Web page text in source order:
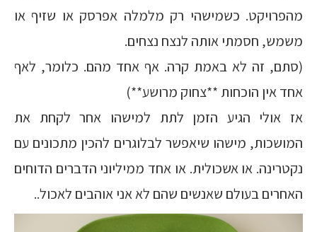
מהפרויקט. כשמישהי רק מלמלה אפרסק או שזיף או
משמש, חסמתי אותה לנצח נצחים.
(סתם, זה לא באמת קרה. אף אחד מהם. כלומר, לאף
אחד אין הוכחות **צחוק מרושע**)
אז אולי הגיע הזמן לתת למישהו אחר לקחת את
המושכות, מישהו שיאפשר לבלוגרים להכין מתכונים עם
נקטרינה. או אשכולית. או אחד ממיליוני הדברים הדוחים
האחרים בעולם שאנשים שהם לא אני אוהבים לאכול..